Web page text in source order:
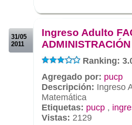
31/05
2011
Ingreso Adulto
Ranking:
Agregado por: pucp
Descripción: Ingreso
Matemática
Etiquetas: pucp ,
Vistas: 2129